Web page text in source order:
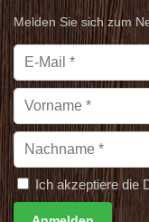
Melden Sie sich zum
Ich akzeptiere die